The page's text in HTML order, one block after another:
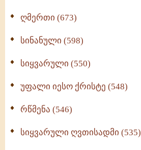
ღმერთი (673)
სინანული (598)
სიყვარული (550)
უფალი იესო ქრისტე (548)
რწმენა (546)
სიყვარული ღვთისადმი (535)